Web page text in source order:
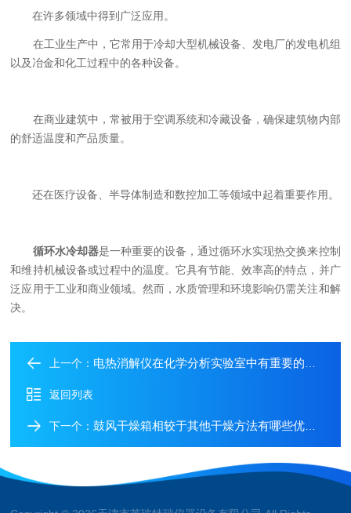
在许多领域中得到广泛应用。
在工业生产中，它常用于冷却大型机械设备、发电厂的发电机组
以及冶金和化工过程中的各种设备。
在商业建筑中，常被用于空调系统和冷藏设备，确保建筑物内部
的舒适温度和产品质量。
还在医疗设备、半导体制造和数控加工等领域中起着重要作用。
循环水冷却器是一种重要的设备，通过循环水实现热交换来控制
和维持机械设备或过程中的温度。它具有节能、效率高的特点，并广
泛应用于工业和商业领域。然而，水质管理和环境影响仍需关注和解
决。
上一个： 电热消解仪在化学分析实验室中有重要的作用
返回列表
下一个：鼓风干燥箱相较于其他干燥方法有哪些优势？